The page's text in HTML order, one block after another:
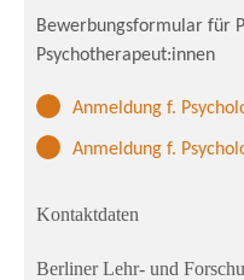
Bewerbungsformular für
Psychotherapeut:innen
Anmeldung f.
Anmeldung f.
Kontaktdaten
Berliner Lehr- und